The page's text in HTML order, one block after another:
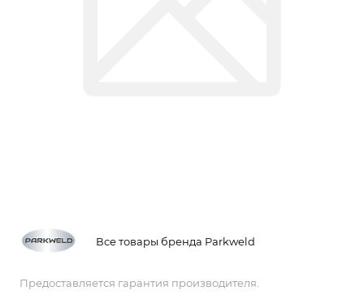
Все товары бренда Parkweld
Предоставляется гарантия производителя.